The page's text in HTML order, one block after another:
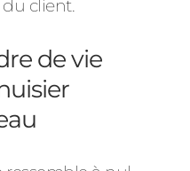
client.
de vie